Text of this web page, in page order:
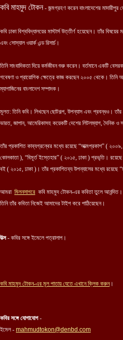
কবি মাহমুদ টোকন- জন্মগ্রহণ করেন বাংলাদেশের মাদারীপুর
কবি ঢাকা বিশ্ববিদ্যালয়ের মাস্টার্স উত্তীর্ণ হয়েছেন। তাঁর
এবং সোস্যাল ওয়ার্ক এন্ড রিসার্চ।
তিনি সাংবাদিকতা দিয়ে কর্মজীবন শুরু করেন। বর্তমানে একটি
গবেষণা ও প্রায়োগিক ক্ষেত্রে কাজ করছেন ২০০৫ থেকে। তিনি
ম্যাগাজিনের বাংলাদেশ সম্পাদক।
মূলত: তিনি কবি। লিখছেন ছোটগল্প, উপন্যাস এবং প্রবন্ধও। তাঁর
ভারত, জাপান, আমেরিকাসহ কয়েকটি দেশের লিটলম্যাগ, দৈনিক ও
তাঁর প্রকাশিত কাব্যগ্রন্থের মধ্যে রয়েছে “আত্মপ্রকাশ” (
কোলকাতা ), “বিমূর্ত ইস্তেহার” ( ২০১৫, ঢাকা ) প্রভৃতি।
বই ( ২০১৫, ঢাকা )। তাঁর প্রকাশিতব্য উপন্যাসের মধ্যে রয়েছে
আমরা মিলনসাগরে কবি মাহমুদ টোকন-এর কবিতা তুলে
তিনি তাঁর কবিতা নিজেই আমাদের টাইপ করে পাঠিয়েছেন।
উত্স- কবির সঙ্গে ইমেলে পত্রালাপ।
কবি মাহমুদ টোকন-এর মূল পাতায় যেতে এখানে ক্লিক করুন।
কবির সঙ্গে যোগাযোগ-
ইমেল - mahmudtokon@denbd.com